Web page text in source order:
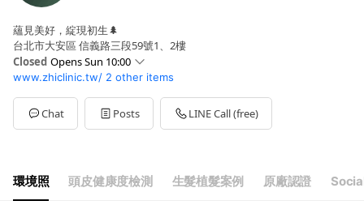
蘊見美好，綻現初生🌲
台北市大安區 信義路三段59號1、2樓
Closed Opens Sun 10:00
Sun10:00 - 18:00
Mon12:00 - 20:00
Tue10:00 - 18:00
Wed12:00 - 20:00
Sat10:00 - 18:00
www.zhiclinic.tw/ 2 other items
Chat Posts LINE Call (free)
環境照 頭皮健康度檢測 生髮植髮案例 原廠認證